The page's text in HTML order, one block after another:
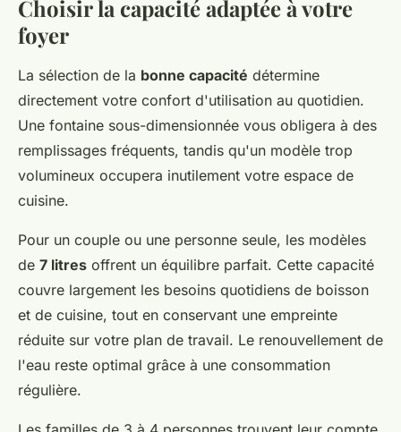
Choisir la capacité adaptée à votre
foyer
La sélection de la bonne capacité détermine
directement votre confort d'utilisation au quotidien.
Une fontaine sous-dimensionnée vous obligera à des
remplissages fréquents, tandis qu'un modèle trop
volumineux occupera inutilement votre espace de
cuisine.
Pour un couple ou une personne seule, les modèles
de 7 litres offrent un équilibre parfait. Cette capacité
couvre largement les besoins quotidiens de boisson
et de cuisine, tout en conservant une empreinte
réduite sur votre plan de travail. Le renouvellement de
l'eau reste optimal grâce à une consommation
régulière.